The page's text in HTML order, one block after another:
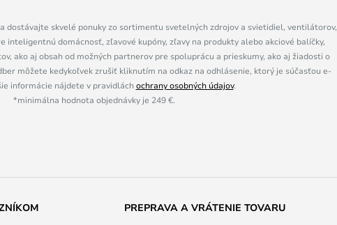
dostávajte skvelé ponuky zo sortimentu svetelných zdrojov a svietidiel, ventilátorov,
inteligentnú domácnosť, zľavové kupóny, zľavy na produkty alebo akciové balíčky,
ako aj obsah od možných partnerov pre spoluprácu a prieskumy, ako aj žiadosti o
môžete kedykoľvek zrušiť kliknutím na odkaz na odhlásenie, ktorý je súčasťou e-
informácie nájdete v pravidláchochrany osobných údajov.
*minimálna hodnota objednávky je 249 €.
PREPRAVA A VRÁTENIE TOVARU